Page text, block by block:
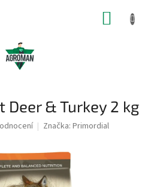
Deer & Turkey 2 kg
Značka: Primordial